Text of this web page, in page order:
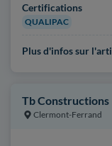
Certifications
QUALIPAC
Plus d'infos sur
Tb Constructions
Clermont-Ferrand